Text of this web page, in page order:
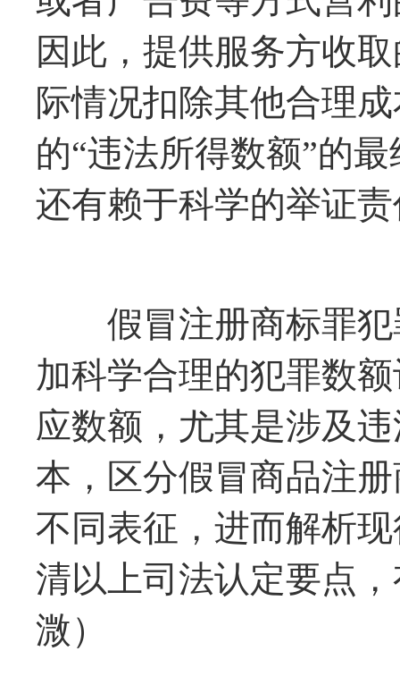
因此，提供服务方收
际情况扣除其他合理
的“违法所得数额”的
还有赖于科学的举证
假冒注册商标罪犯
加科学合理的犯罪数
应数额，尤其是涉及
本，区分假冒商品注
不同表征，进而解析
清以上司法认定要点
溦）